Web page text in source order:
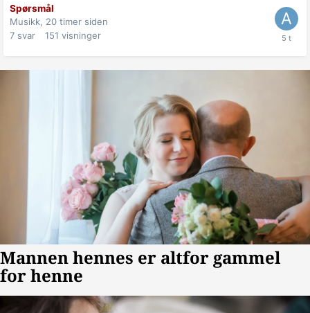
Spørsmål
Musikk, 20 timer siden
7 svar 151 visninger